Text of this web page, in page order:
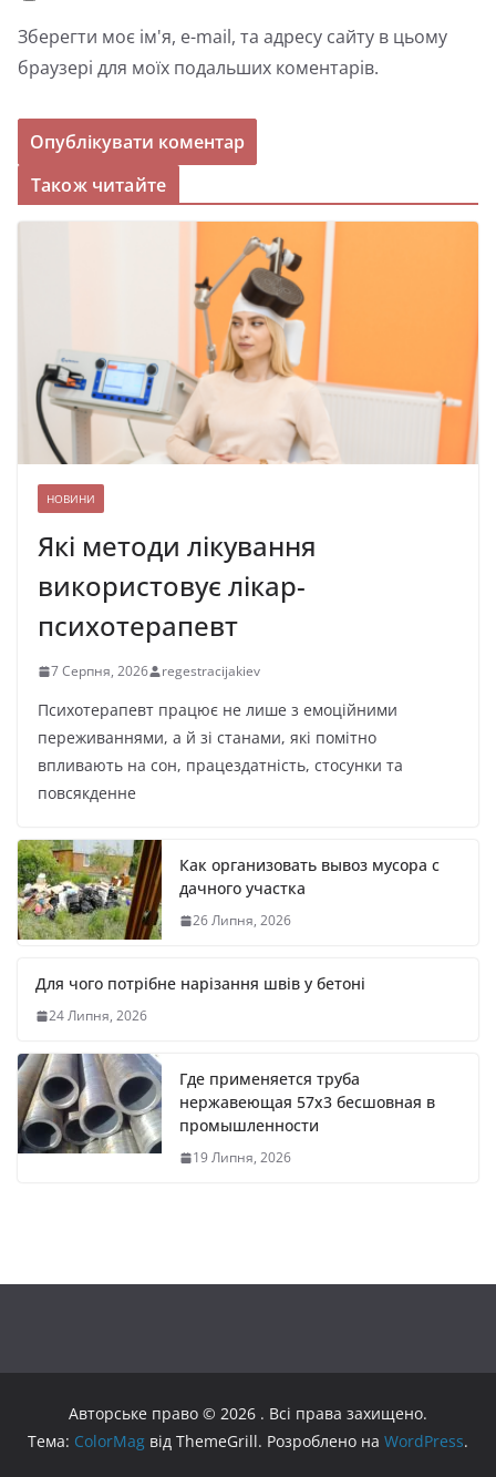
Зберегти моє ім'я, e-mail, та адресу сайту в цьому
браузері для моїх подальших коментарів.
Також читайте
НОВИНИ
Які методи лікування
використовує лікар-
психотерапевт
7 Серпня, 2026 regestracijakiev
Психотерапевт працює не лише з емоційними
переживаннями, а й зі станами, які помітно
впливають на сон, працездатність, стосунки та
повсякденне
Как организовать вывоз мусора с
дачного участка
26 Липня, 2026
Для чого потрібне нарізання швів у бетоні
24 Липня, 2026
Где применяется труба
нержавеющая 57х3 бесшовная в
промышленности
19 Липня, 2026
Авторське право © 2026 . Всі права захищено.
Тема: ColorMag від ThemeGrill. Розроблено на WordPress.